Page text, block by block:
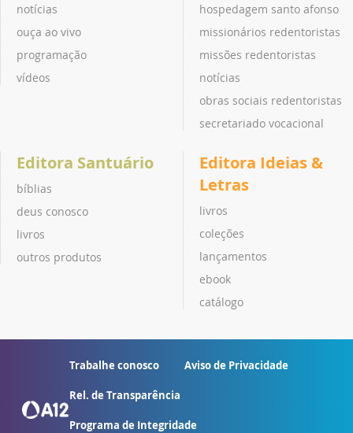
notícias
ouça ao vivo
programação
vídeos
hospedagem santo afonso
missionários redentoristas
missões redentoristas
notícias
obras sociais redentoristas
secretariado vocacional
Editora Santuário
bíblias
deus conosco
livros
outros produtos
Editora Ideias &
Letras
livros
coleções
lançamentos
ebook
catálogo
Trabalhe conosco Aviso de Privacidade
Rel. de Transparência
Programa de Integridade